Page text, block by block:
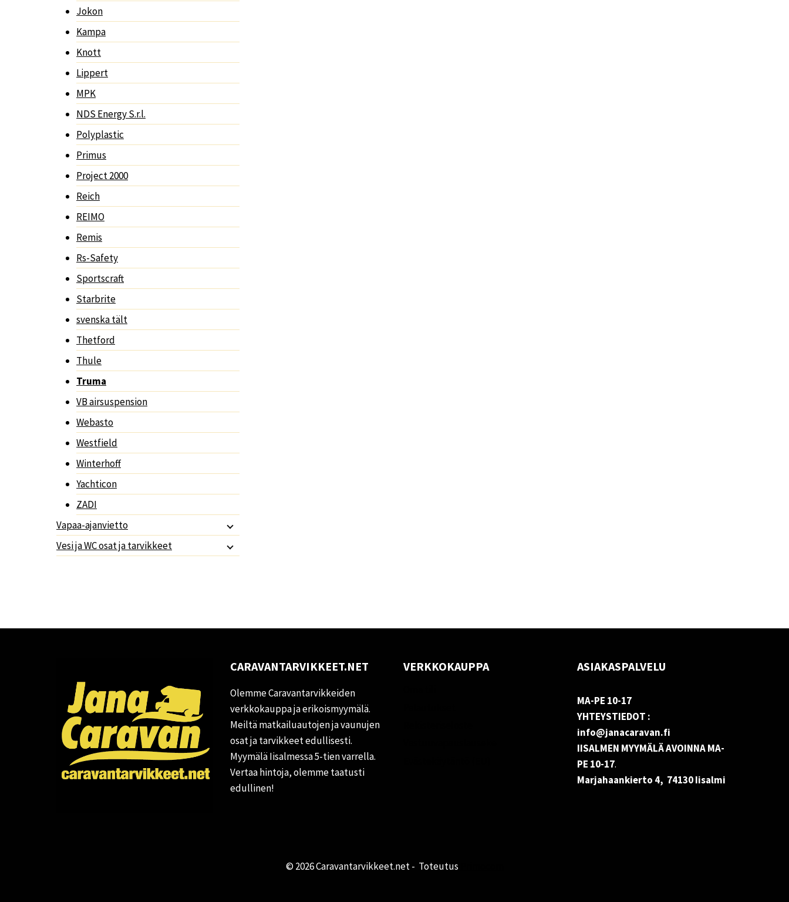
Jokon
Kampa
Knott
Lippert
MPK
NDS Energy S.r.l.
Polyplastic
Primus
Project 2000
Reich
REIMO
Remis
Rs-Safety
Sportscraft
Starbrite
svenska tält
Thetford
Thule
Truma
VB airsuspension
Webasto
Westfield
Winterhoff
Yachticon
ZADI
Vapaa-ajanvietto
Vesi ja WC osat ja tarvikkeet
CARAVANTARVIKKEET.NET
Olemme Caravantarvikkeiden
verkkokauppa ja erikoismyymälä.
Meiltä matkailuautojen ja vaunujen
osat ja tarvikkeet edullisesti.
Myymälä Iisalmessa 5-tien varrella.
Vertaa hintoja, olemme taatusti
edullinen!
VERKKOKAUPPA ASIAKASPALVELU
MA-PE 10-17
YHTEYSTIEDOT :
info@janacaravan.fi
IISALMEN MYYMÄLÄ AVOINNA MA-
PE 10-17.
Marjahaankierto 4, 74130 Iisalmi
© 2026 Caravantarvikkeet.net - Toteutus